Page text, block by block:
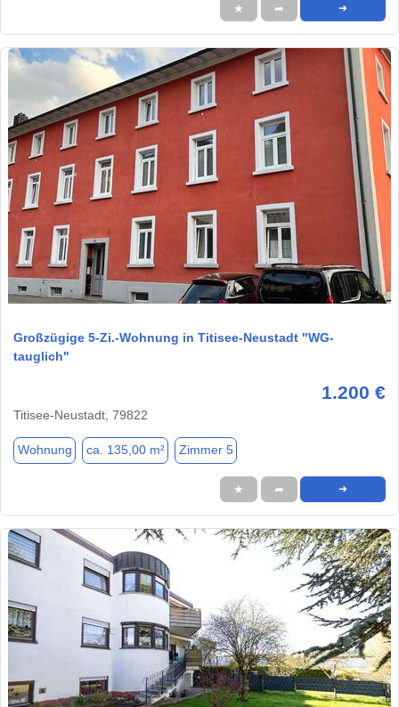
★ ➦ ➜
1 / 16
Großzügige 5-Zi.-Wohnung in Titisee-Neustadt "WG-
tauglich"
1.200 €
Titisee-Neustadt, 79822
Wohnung ca. 135,00 m² Zimmer 5
★ ➦ ➜